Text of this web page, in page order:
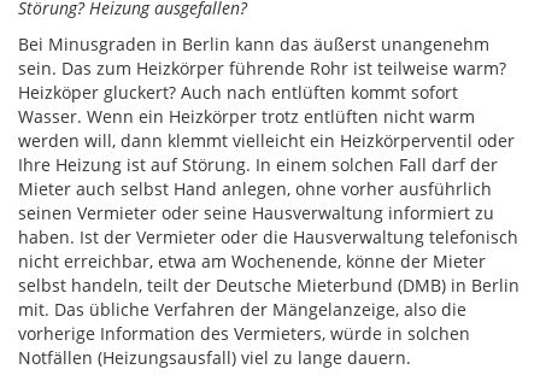
Störung? Heizung ausgefallen?
Bei Minusgraden in Berlin kann das äußerst unangenehm
sein. Das zum Heizkörper führende Rohr ist teilweise warm?
Heizköper gluckert? Auch nach entlüften kommt sofort
Wasser. Wenn ein Heizkörper trotz entlüften nicht warm
werden will, dann klemmt vielleicht ein Heizkörperventil oder
Ihre Heizung ist auf Störung. In einem solchen Fall darf der
Mieter auch selbst Hand anlegen, ohne vorher ausführlich
seinen Vermieter oder seine Hausverwaltung informiert zu
haben. Ist der Vermieter oder die Hausverwaltung telefonisch
nicht erreichbar, etwa am Wochenende, könne der Mieter
selbst handeln, teilt der Deutsche Mieterbund (DMB) in Berlin
mit. Das übliche Verfahren der Mängelanzeige, also die
vorherige Information des Vermieters, würde in solchen
Notfällen (Heizungsausfall) viel zu lange dauern.